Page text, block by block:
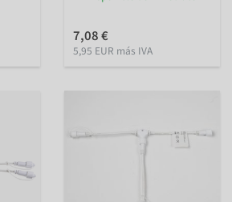
7,08 €
5,95 EUR más IVA